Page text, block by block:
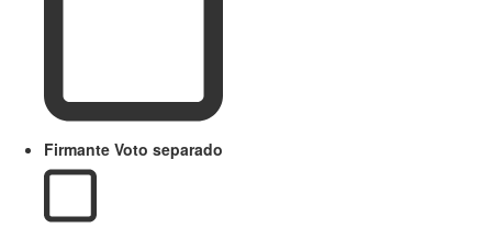
Firmante Voto separado